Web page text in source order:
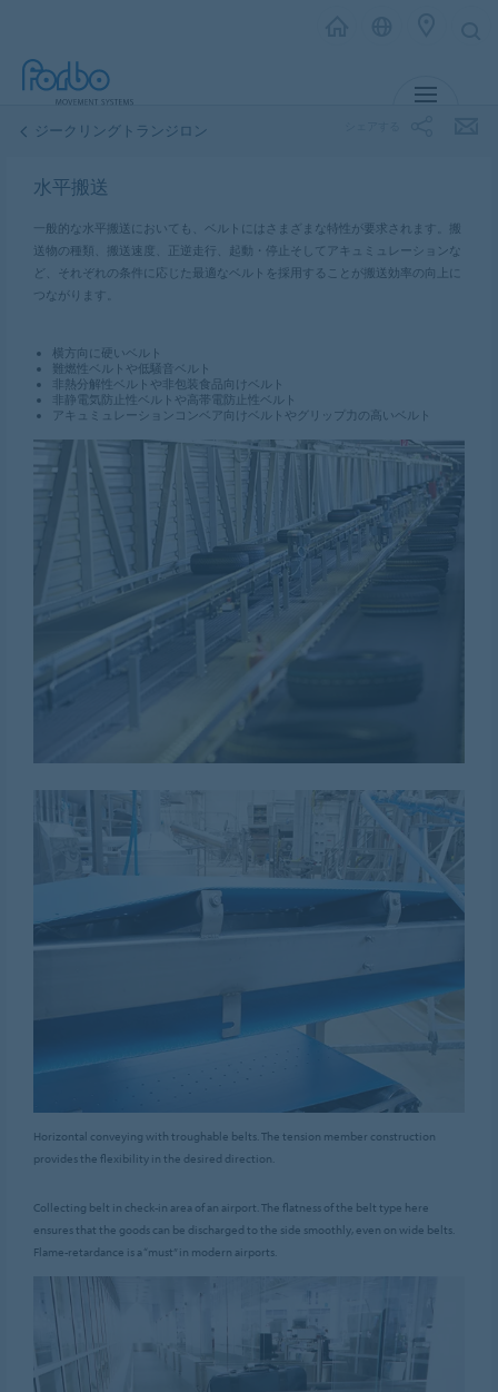
ジークリングトランジロン
水平搬送
一般的な水平搬送においても、ベルトにはさまざまな特性が要求されます。搬
送物の種類、搬送速度、正逆走行、起動・停止そしてアキュミュレーションな
ど、それぞれの条件に応じた最適なベルトを採用することが搬送効率の向上に
つながります。
横方向に硬いベルト
難燃性ベルトや低騒音ベルト
非熱分解性ベルトや非包装食品向けベルト
非静電気防止性ベルトや高帯電防止性ベルト
アキュミュレーションコンベア向けベルトやグリップ力の高いベルト
Horizontal conveying with troughable belts. The tension member construction
provides the flexibility in the desired direction.
Collecting belt in check-in area of an airport. The flatness of the belt type here
ensures that the goods can be discharged to the side smoothly, even on wide belts.
Flame-retardance is a “must” in modern airports.